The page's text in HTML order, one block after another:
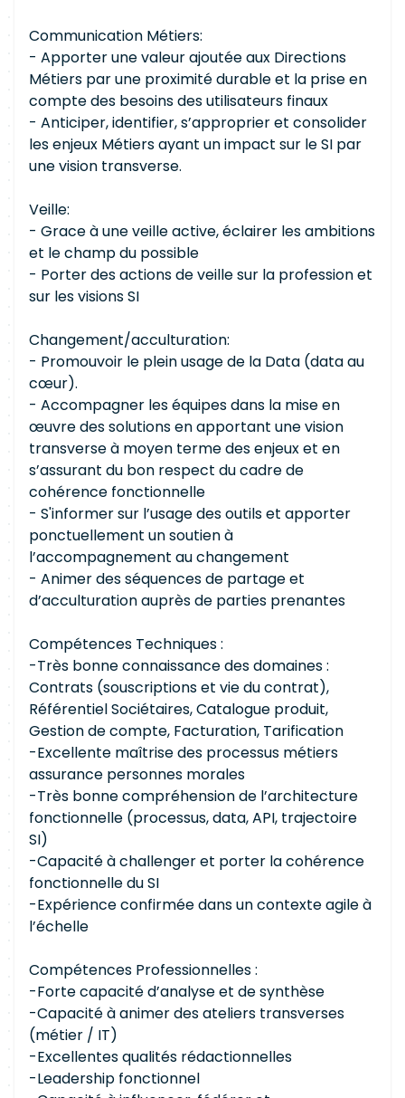
Communication Métiers:
- Apporter une valeur ajoutée aux Directions
Métiers par une proximité durable et la prise en
compte des besoins des utilisateurs finaux
- Anticiper, identifier, s’approprier et consolider
les enjeux Métiers ayant un impact sur le SI par
une vision transverse.
Veille:
- Grace à une veille active, éclairer les ambitions
et le champ du possible
- Porter des actions de veille sur la profession et
sur les visions SI
Changement/acculturation:
- Promouvoir le plein usage de la Data (data au
cœur).
- Accompagner les équipes dans la mise en
œuvre des solutions en apportant une vision
transverse à moyen terme des enjeux et en
s’assurant du bon respect du cadre de
cohérence fonctionnelle
- S'informer sur l’usage des outils et apporter
ponctuellement un soutien à
l’accompagnement au changement
- Animer des séquences de partage et
d’acculturation auprès de parties prenantes
Compétences Techniques :
-Très bonne connaissance des domaines :
Contrats (souscriptions et vie du contrat),
Référentiel Sociétaires, Catalogue produit,
Gestion de compte, Facturation, Tarification
-Excellente maîtrise des processus métiers
assurance personnes morales
-Très bonne compréhension de l’architecture
fonctionnelle (processus, data, API, trajectoire
SI)
-Capacité à challenger et porter la cohérence
fonctionnelle du SI
-Expérience confirmée dans un contexte agile à
l’échelle
Compétences Professionnelles :
-Forte capacité d’analyse et de synthèse
-Capacité à animer des ateliers transverses
(métier / IT)
-Excellentes qualités rédactionnelles
-Leadership fonctionnel